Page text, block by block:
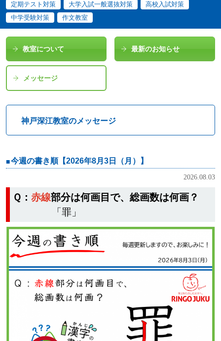
定期テスト対策
大学入試一般選抜対策
高校入試対策
中学受験対策
作文教室
教室について 最新のお知らせ
メッセージ
神戸深江教室のメッセージ
今週の書き順【2026年8月3日（月）】
2026.08.03
Ｑ： 赤線部分は何画目で、総画数は何画？
「罪」